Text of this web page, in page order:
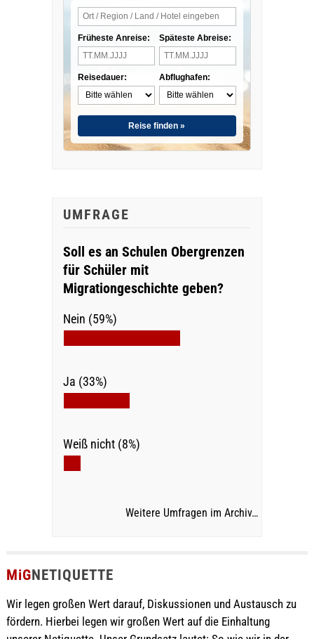
Früheste Anreise:
Reisedauer:
Späteste Abreise:
Abflughafen:
Reise finden »
UMFRAGE
Soll es an Schulen Obergrenzen
für Schüler mit
Migrationgeschichte geben?
Nein (59%)
Ja (33%)
Weiß nicht (8%)
Weitere Umfragen im Archiv…
MiGNETIQUETTE
Wir legen großen Wert darauf, Diskussionen und Austausch zu
fördern. Hierbei legen wir großen Wert auf die Einhaltung